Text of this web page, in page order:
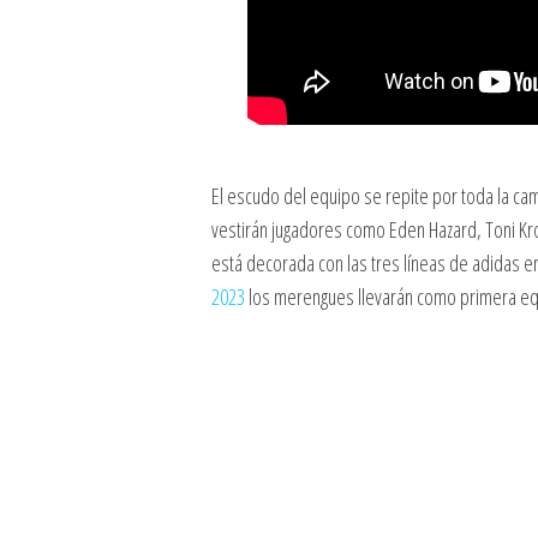
El escudo del equipo se repite por toda la
vestirán jugadores como Eden Hazard, Toni
está decorada con las tres líneas de adidas
2023 los merengues llevarán como primera